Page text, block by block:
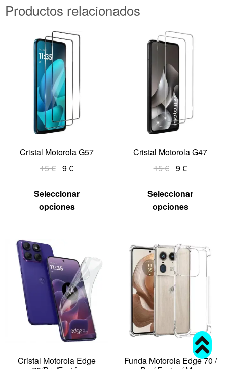
Productos relacionados
Cristal Motorola G57
15€ 9€
Seleccionar
opciones
Cristal Motorola G47
15€ 9€
Seleccionar
opciones
Cristal Motorola Edge
Funda Motorola Edge 70 /